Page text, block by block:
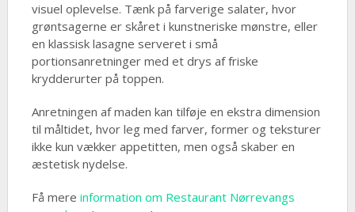
visuel oplevelse. Tænk på farverige salater, hvor
grøntsagerne er skåret i kunstneriske mønstre, eller
en klassisk lasagne serveret i små
portionsanretninger med et drys af friske
krydderurter på toppen.
Anretningen af maden kan tilføje en ekstra dimension
til måltidet, hvor leg med farver, former og teksturer
ikke kun vækker appetitten, men også skaber en
æstetisk nydelse.
Få mere information om Restaurant Nørrevangs